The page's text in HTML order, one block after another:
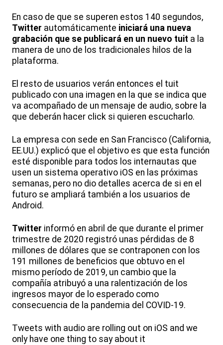
En caso de que se superen estos 140 segundos,
Twitter automáticamente iniciará una nueva
grabación que se publicará en un nuevo tuit a la
manera de uno de los tradicionales hilos de la
plataforma.
El resto de usuarios verán entonces el tuit
publicado con una imagen en la que se indica que
va acompañado de un mensaje de audio, sobre la
que deberán hacer click si quieren escucharlo.
La empresa con sede en San Francisco (California,
EE.UU.) explicó que el objetivo es que esta función
esté disponible para todos los internautas que
usen un sistema operativo iOS en las próximas
semanas, pero no dio detalles acerca de si en el
futuro se ampliará también a los usuarios de
Android.
Twitter informó en abril de que durante el primer
trimestre de 2020 registró unas pérdidas de 8
millones de dólares que se contraponen con los
191 millones de beneficios que obtuvo en el
mismo período de 2019, un cambio que la
compañía atribuyó a una ralentización de los
ingresos mayor de lo esperado como
consecuencia de la pandemia del COVID-19.
Tweets with audio are rolling out on iOS and we
only have one thing to say about it